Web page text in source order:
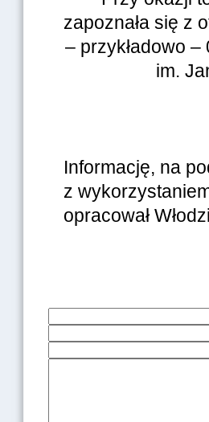
zapoznała się z
– przykładowo –
im.
Informację, na
z
opracował